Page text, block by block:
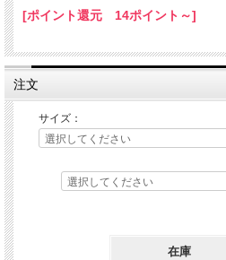
[ポイント還元 14ポイント～]
注文
サイズ：
在庫